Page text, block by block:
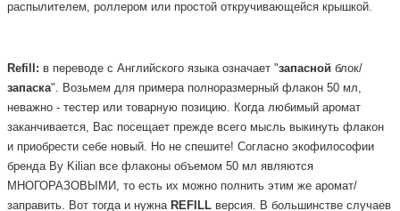
распылителем, роллером или простой откручивающейся крышкой.
Refill: в переводе с Английского языка означает "запасной блок/
запаска". Возьмем для примера полноразмерный флакон 50 мл,
неважно - тестер или товарную позицию. Когда любимый аромат
заканчивается, Вас посещает прежде всего мысль выкинуть флакон
и приобрести себе новый. Но не спешите! Согласно экофилософии
бренда By Kilian все флаконы объемом 50 мл являются
МНОГОРАЗОВЫМИ, то есть их можно полнить этим же аромат/
заправить. Вот тогда и нужна REFILL версия. В большинстве случаев